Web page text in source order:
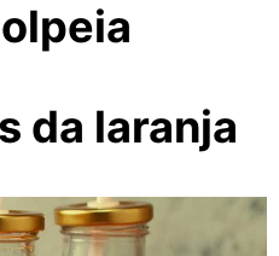
da laranja